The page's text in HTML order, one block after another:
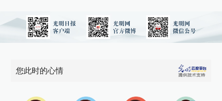
您此时的心情